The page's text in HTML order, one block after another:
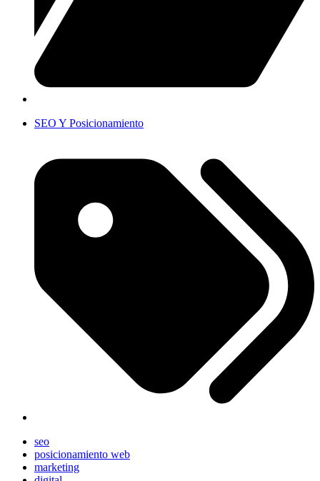
SEO Y Posicionamiento
seo
posicionamiento web
marketing